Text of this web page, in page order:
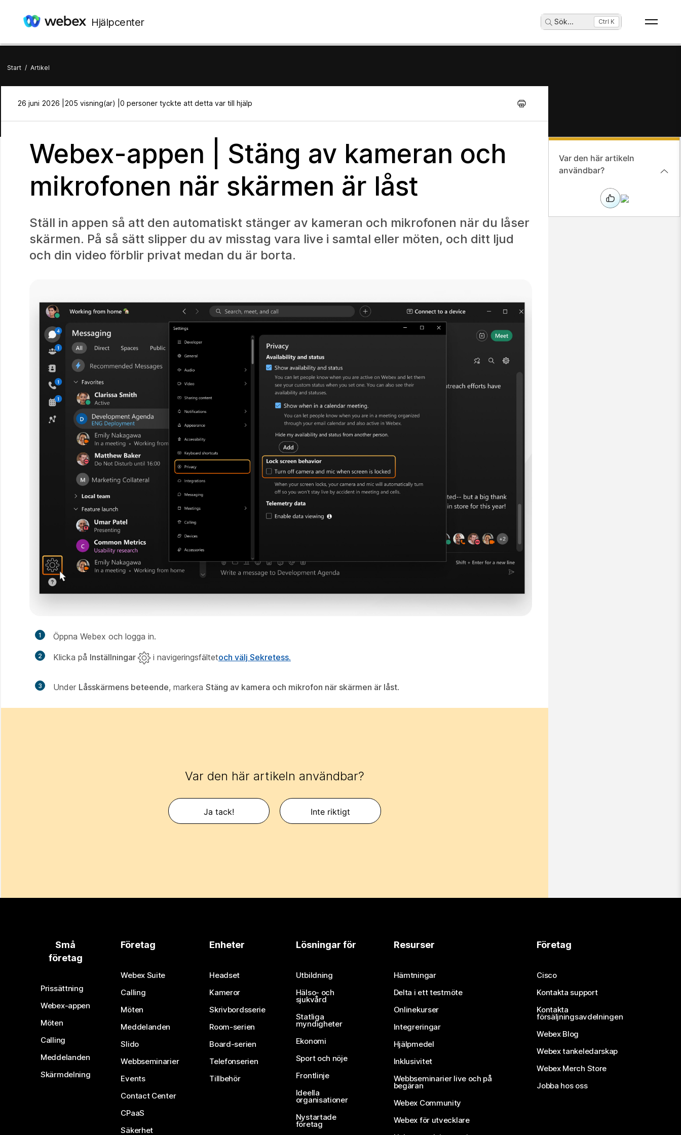
Hjälpcenter Sök... Ctrl K
Start / Artikel
26 juni 2026 | 205 visning(ar) | 0 personer tyckte att detta var till hjälp
Webex-appen | Stäng av kameran och
mikrofonen när skärmen är låst
Ställ in appen så att den automatiskt stänger av kameran och mikrofonen när du låser
skärmen. På så sätt slipper du av misstag vara live i samtal eller möten, och ditt ljud
och din video förblir privat medan du är borta.
1 Öppna Webex och logga in.
2 Klicka på Inställningar i navigeringsfältetoch välj Sekretess.
3 Under Låsskärmens beteende, markera Stäng av kamera och mikrofon när skärmen är låst.
Var den här artikeln användbar?
Ja tack! Inte riktigt
Var den här artikeln
användbar?
Små
företag
Prissättning
Webex-appen
Möten
Calling
Meddelanden
Skärmdelning
Företag
Webex Suite
Calling
Möten
Meddelanden
Slido
Webbseminarier
Events
Contact Center
CPaaS
Säkerhet
Enheter
Headset
Kameror
Skrivbordsserie
Room-serien
Board-serien
Telefonserien
Tillbehör
Lösningar för
Utbildning
Hälso- och
sjukvård
Statliga
myndigheter
Ekonomi
Sport och nöje
Frontlinje
Ideella
organisationer
Nystartade
företag
Resurser
Hämtningar
Delta i ett testmöte
Onlinekurser
Integreringar
Hjälpmedel
Inklusivitet
Webbseminarier live och på
begäran
Webex Community
Webex för utvecklare
Företag
Cisco
Kontakta support
Kontakta
försäljningsavdelningen
Webex Blog
Webex tankeledarskap
Webex Merch Store
Jobba hos oss